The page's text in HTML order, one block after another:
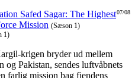
07/08
Safed Sagar: The Highest
Mission (Sæson 1)
1)
krigen bryder ud mellem
og Pakistan, sendes luftvåbnets
farlig mission bag fjendens